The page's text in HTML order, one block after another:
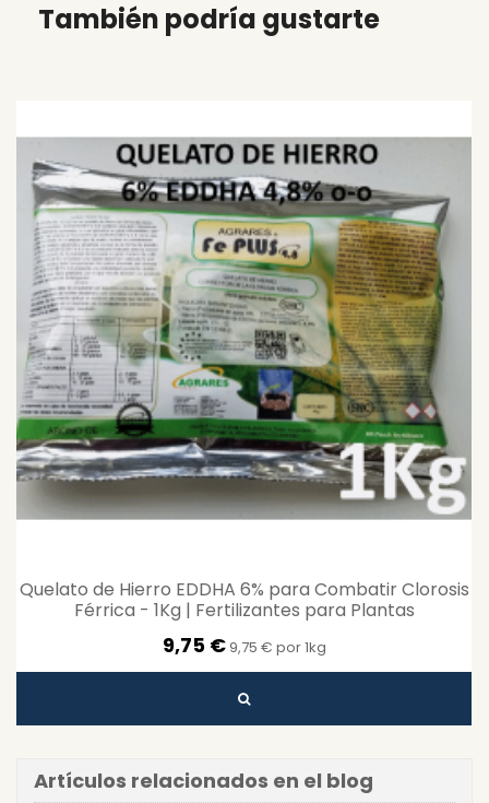
También podría gustarte
Quelato de Hierro EDDHA 6% para Combatir Clorosis
Férrica - 1Kg | Fertilizantes para Plantas
9,75 € 9,75 € por 1kg
Artículos relacionados en el blog